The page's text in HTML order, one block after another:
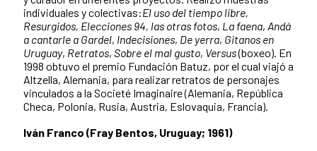
individuales y colectivas:El uso del tiempo libre,
Resurgidos, Elecciones 94, las otras fotos, La faena, Andá
a cantarle a Gardel, Indecisiones, De yerra, Gitanos en
Uruguay, Retratos, Sobre el mal gusto, Versus(boxeo). En
1998 obtuvo el premio Fundación Batuz, por el cual viajó a
Altzella, Alemania, para realizar retratos de personajes
vinculados a la Societé Imaginaire (Alemania, República
Checa, Polonia, Rusia, Austria, Eslovaquia, Francia).
Iván Franco (Fray Bentos, Uruguay; 1961)